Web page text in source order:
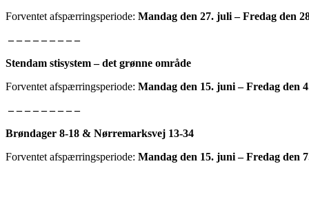
Forventet afspærringsperiode: Mandag den 27. juli – Fredag den
– – – – – – – – –
Stendam stisystem – det grønne område
Forventet afspærringsperiode: Mandag den 15. juni – Fredag den
– – – – – – – – –
Brøndager 8-18 & Nørremarksvej 13-34
Forventet afspærringsperiode: Mandag den 15. juni – Fredag den